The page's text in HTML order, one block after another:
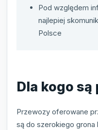
Pod względem
najlepiej
Polsce
Dla kogo
Przewozy oferowane
są do szerokiego